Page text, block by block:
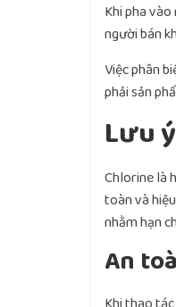
Khi pha
người bán
Việc phân
phải sản
Lưu
Chlorine là
toàn và
nhằm hạn
An